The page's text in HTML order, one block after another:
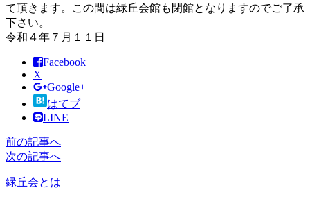
て頂きます。この間は緑丘会館も閉館となりますのでご了承
下さい。
令和４年７月１１日
Facebook
X
Google+
はてブ
LINE
前の記事へ
次の記事へ
緑丘会とは